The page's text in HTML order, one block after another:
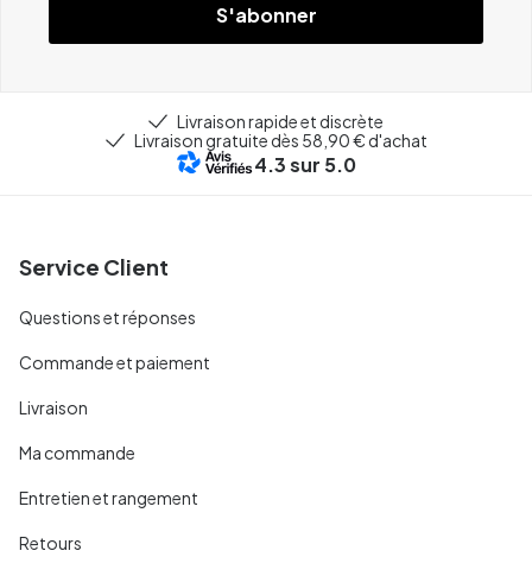
S'abonner
Livraison rapide et discrète
Livraison gratuite dès 58,90 € d'achat
4.3sur 5.0
Service Client
Questions et réponses
Commande et paiement
Livraison
Ma commande
Entretien et rangement
Retours